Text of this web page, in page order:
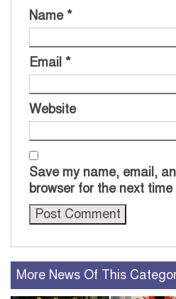
Name *
Email *
Website
Save my name, email,
browser for the next
More News Of This